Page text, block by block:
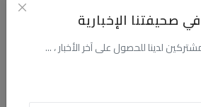
صحيفتنا الإخبارية
لدينا للحصول على آخر الأخبار ، ...